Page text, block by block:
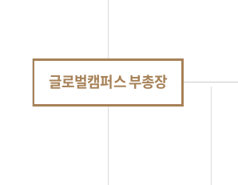
글로벌캠퍼스 부총장